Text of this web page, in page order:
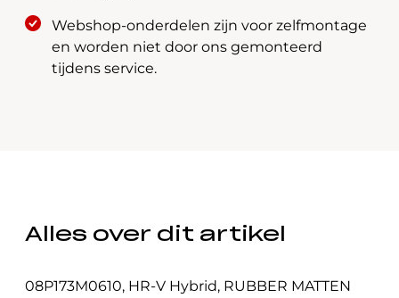
Webshop-onderdelen zijn voor zelfmontage
en worden niet door ons gemonteerd
tijdens service.
Alles over dit artikel
08P173M0610, HR-V Hybrid, RUBBER MATTEN